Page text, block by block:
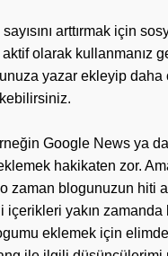
arttırmak için
olarak kullanmanız
yazar ekleyip
Google News ya
hakikaten zor.
zaman blogunuzun hiti
içerikleri yakın zamanda
eklemek için